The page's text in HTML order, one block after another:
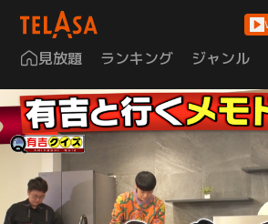
見放題 ランキング ジャンル